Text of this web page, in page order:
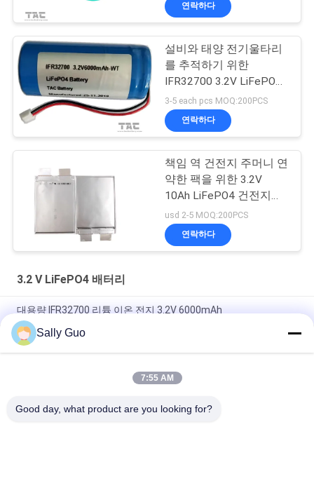
연락하다
설비와 태양 전기울타리
를 추적하기 위한
IFR32700 3.2V LiFePO4
배터리
3-5 each pcs MOQ:200PCS
연락하다
책임 역 건전지 주머니 연
약한 팩을 위한 3.2V
10Ah LiFePO4 건전지
09102165
usd 2-5 MOQ:200PCS
연락하다
3.2 V LiFePO4 배터리
대용량 IFR32700 리튬 이온 전지 3.2V 6000mAh
강화된 전기목책 태양 에너지를 위한 IFR32140 2S1P 6.4V 15AH
3.2V LiFePO4 건전지 팩
EV와 ESS 프리즘 세포를 위한 113AH 3.2V LiFePO4 건전지
Sally Guo
7:55 AM
Good day, what product are you looking for?